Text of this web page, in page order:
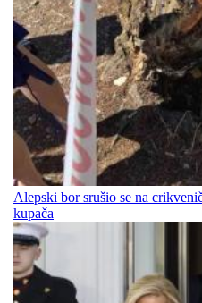
Alepski bor srušio se na
kupača